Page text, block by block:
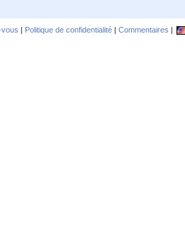
| Politique de confidentialité | Commentaires |